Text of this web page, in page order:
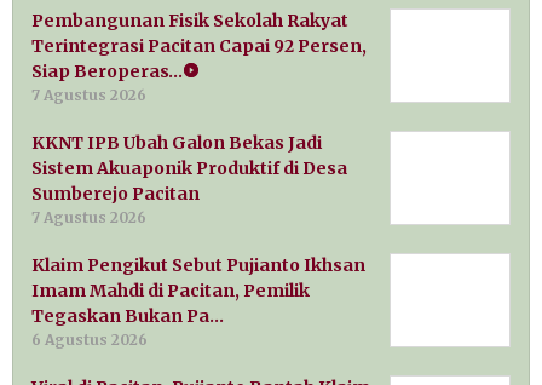
Pembangunan Fisik Sekolah Rakyat
Terintegrasi Pacitan Capai 92 Persen,
Siap Beroperas…
7 Agustus 2026
KKNT IPB Ubah Galon Bekas Jadi
Sistem Akuaponik Produktif di Desa
Sumberejo Pacitan
7 Agustus 2026
Klaim Pengikut Sebut Pujianto Ikhsan
Imam Mahdi di Pacitan, Pemilik
Tegaskan Bukan Pa…
6 Agustus 2026